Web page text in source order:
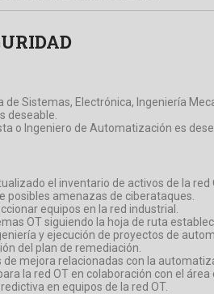
Sistemas, Electrónica, Ingeniería
deseable.
o Ingeniero de Automatización es
el inventario de activos de la
posibles amenazas de ciberataques.
equipos en la red industrial.
OT siguiendo la hoja de ruta
y ejecución de proyectos de
del plan de remediación.
mejora relacionadas con la
la red OT en colaboración con el área
en equipos de la red OT.